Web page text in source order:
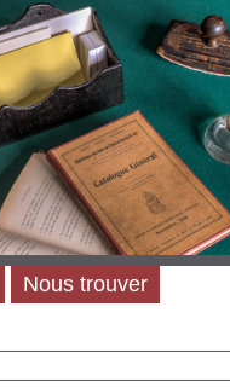
Nous trouver